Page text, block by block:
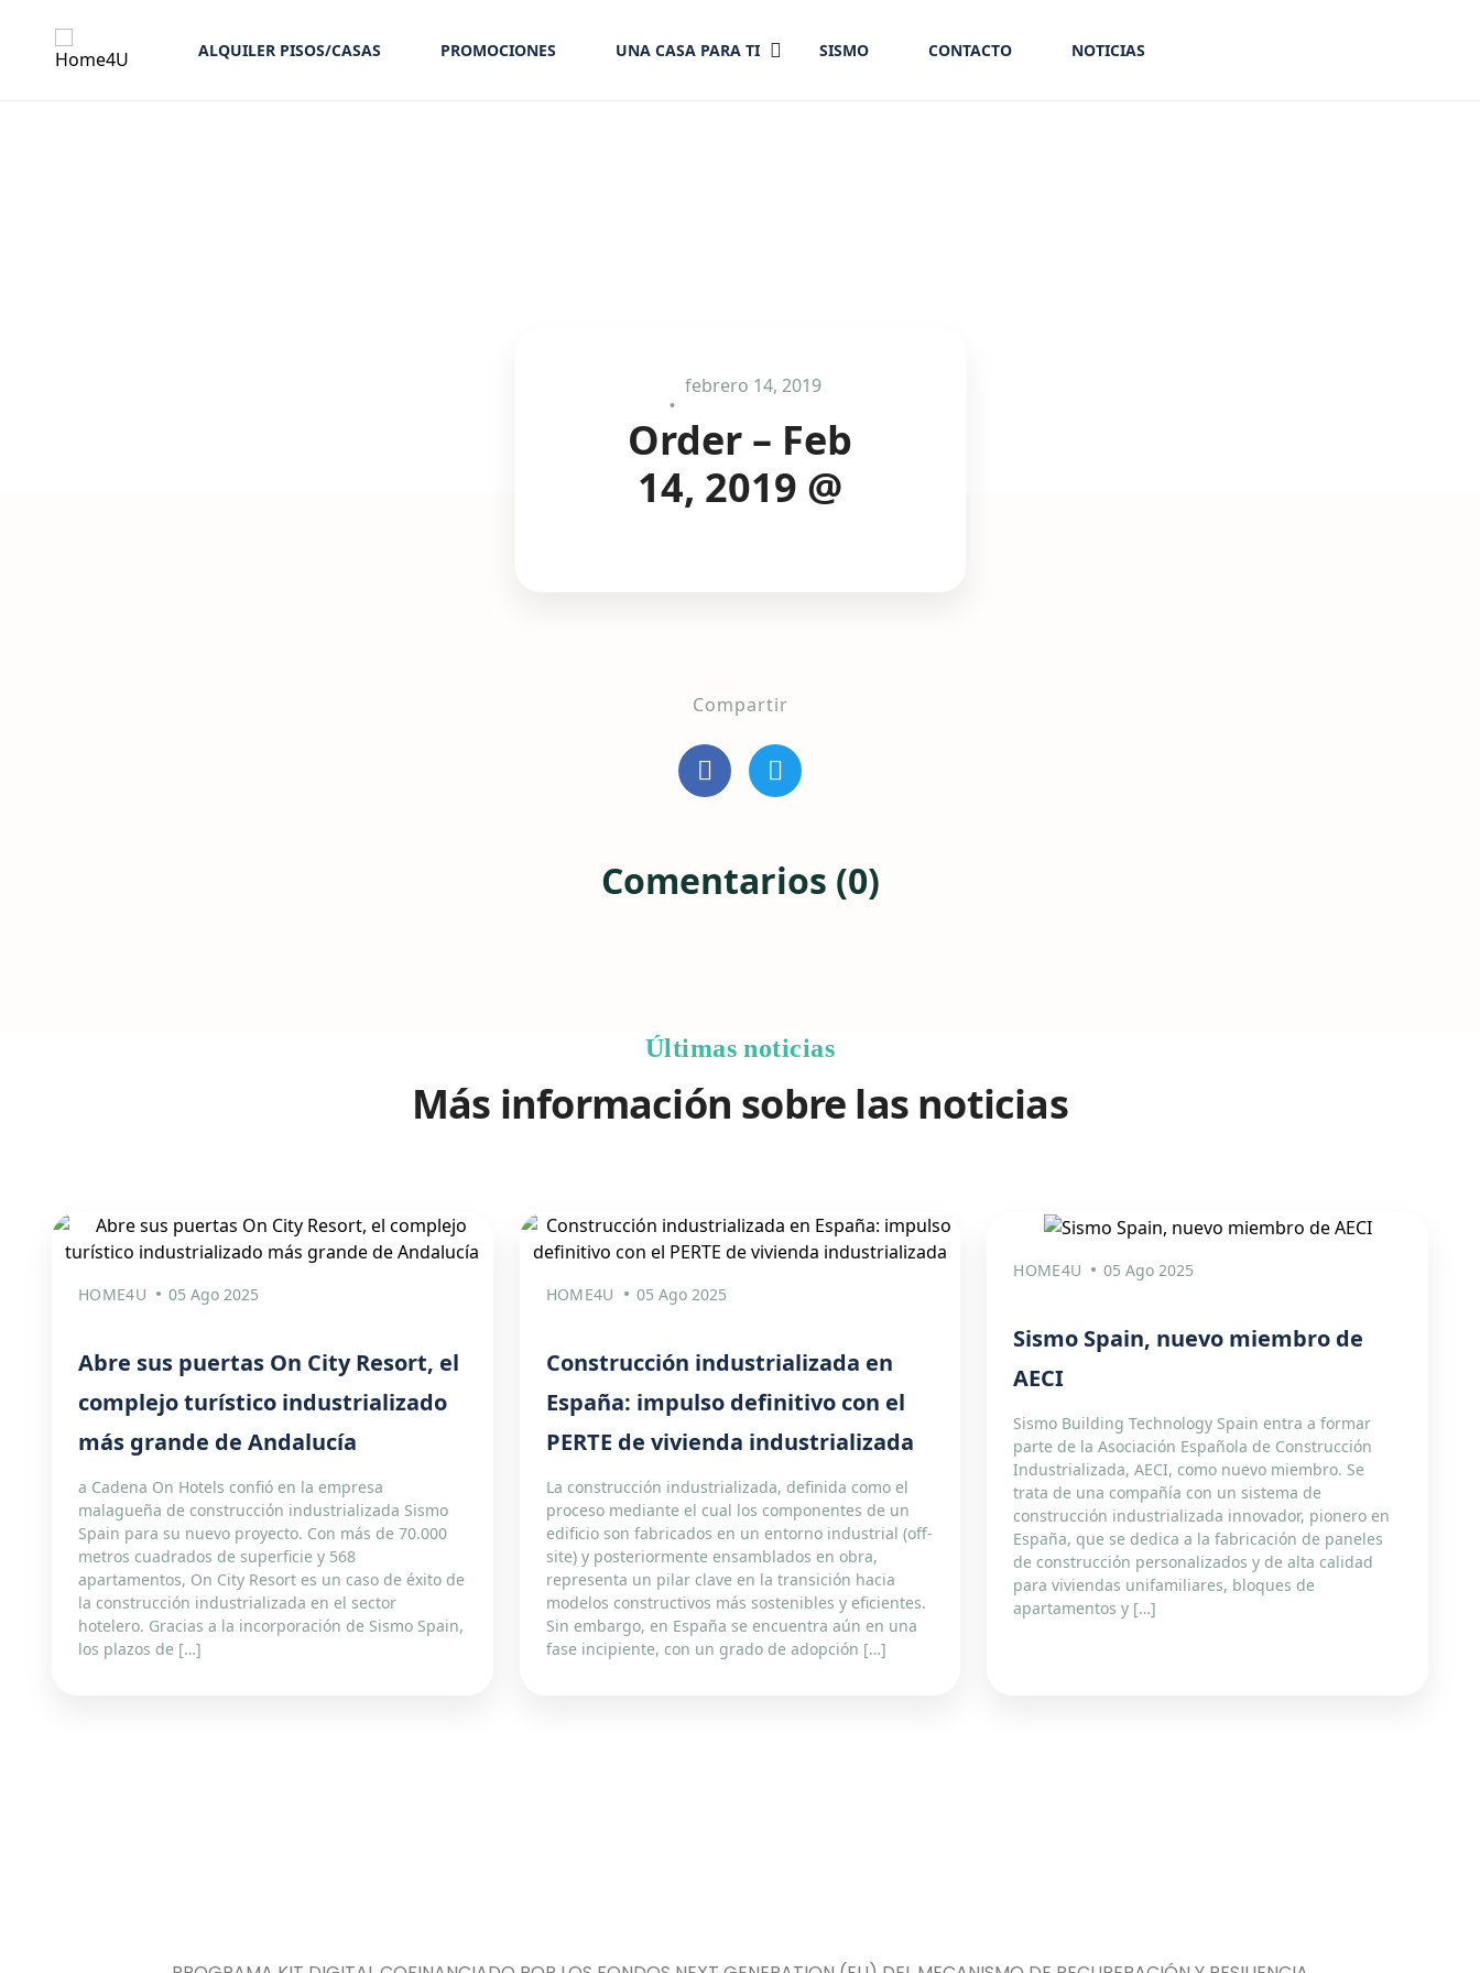
ALQUILER PISOS/CASAS PROMOCIONES UNA CASA PARA TI SISMO CONTACTO NOTICIAS
febrero 14, 2019
Order – Feb
14, 2019 @
Compartir
Comentarios (0)
Últimas noticias
Más información sobre las noticias
HOME4U 05 Ago 2025
Abre sus puertas On City Resort, el
complejo turístico industrializado
más grande de Andalucía
a Cadena On Hotels confió en la empresa
malagueña de construcción industrializada Sismo
Spain para su nuevo proyecto. Con más de 70.000
metros cuadrados de superficie y 568
apartamentos, On City Resort es un caso de éxito de
la construcción industrializada en el sector
hotelero. Gracias a la incorporación de Sismo Spain,
los plazos de […]
HOME4U 05 Ago 2025
Construcción industrializada en
España: impulso definitivo con el
PERTE de vivienda industrializada
La construcción industrializada, definida como el
proceso mediante el cual los componentes de un
edificio son fabricados en un entorno industrial (off-
site) y posteriormente ensamblados en obra,
representa un pilar clave en la transición hacia
modelos constructivos más sostenibles y eficientes.
Sin embargo, en España se encuentra aún en una
fase incipiente, con un grado de adopción […]
HOME4U 05 Ago 2025
Sismo Spain, nuevo miembro de
AECI
Sismo Building Technology Spain entra a formar
parte de la Asociación Española de Construcción
Industrializada, AECI, como nuevo miembro. Se
trata de una compañía con un sistema de
construcción industrializada innovador, pionero en
España, que se dedica a la fabricación de paneles
de construcción personalizados y de alta calidad
para viviendas unifamiliares, bloques de
apartamentos y […]